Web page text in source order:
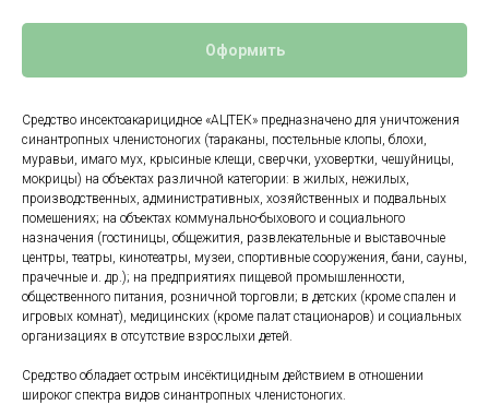
Оформить
Средство инсектоакарицидное «АЦТЕК» предназначено для уничтожения
синантропных членистоногих (тараканы, постельные клопы, блохи,
муравьи, имаго мух, крысиные клещи, сверчки, уховертки, чешуйницы,
мокрицы) на объектах различной категории: в жилых, нежилых,
производственных, административных, хозяйственных и подвальных
помешениях; на объектах коммунально-быхового и социального
назначения (гостиницы, общежития, развлекательные и выставочные
центры, театры, кинотеатры, музеи, спортивные сооружения, бани, сауны,
прачечные и. др.); на предприятиях пищевой промышленности,
общественного питания, розничной торговли; в детских (кроме спален и
игровых комнат), медицинских (кроме палат стационаров) и социальных
организациях в отсутствие взрослыхи детей.
Средство обладает острым инсёктицидным действием в отношении
широког спектра видов синантропных членистоногих.